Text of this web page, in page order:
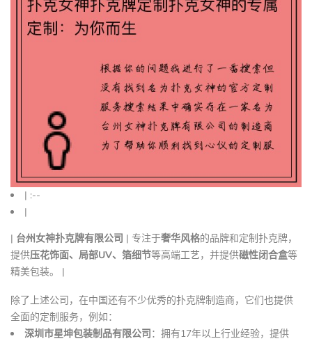
| :--
|
| 台州女神扑克牌有限公司 | 专注于奢华风格的品牌和定制扑克牌，
提供压花饰面、局部UV、箔细节等高端工艺，并提供磁性闭合盒等
精美包装。 |
除了上述公司，在中国还有不少优秀的扑克牌制造商，它们也提供
全面的定制服务，例如：
深圳市星坤包装制品有限公司：拥有17年以上行业经验，提供